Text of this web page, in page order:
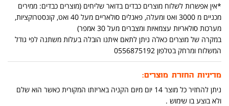
*אין אפשרות לשלוח מוצרים כבדים בדואר שליחים (מוצרים כבדים: ממירים
מכניים מ 3000 ואט ומעלה, פאנלים סולאריים מעל 40 ואט, קונסטרוקציות,
מערכות סולאריות עצמאיות ומצברים מעל 30 אמפר)
במקרה של מוצרים כאלה ניתן לתאם איתנו הובלה בעלות משתנה לפי גודל
המשלוח ומרחק בטלפון 0556875192
מדיניות החזרת מוצרים:
ניתן להחזיר כל מוצר 14 יום מיום הקניה באריזתו המקורית כאשר הוא שלם
ולא בוצע בו שימוש .